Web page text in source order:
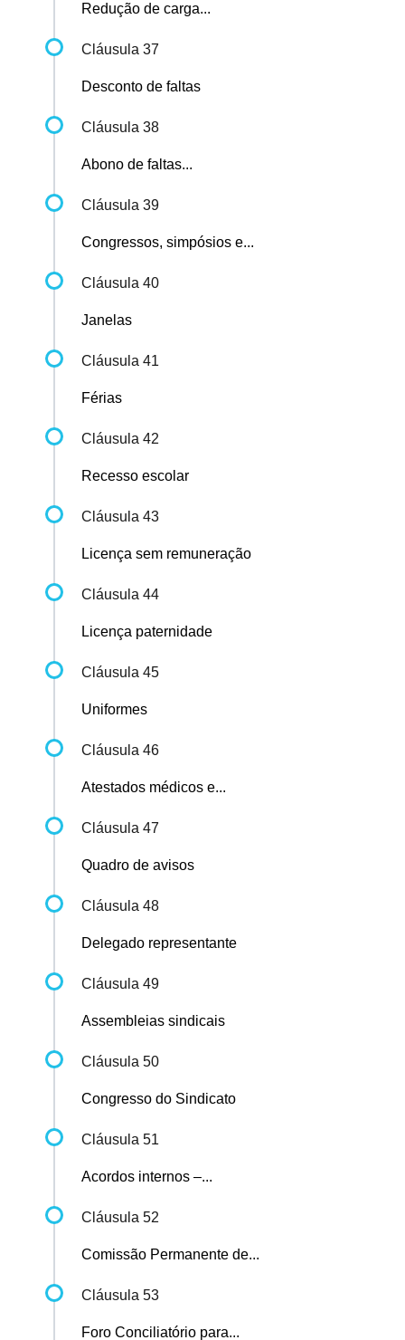
Redução de carga...
Cláusula 37
Desconto de faltas
Cláusula 38
Abono de faltas...
Cláusula 39
Congressos, simpósios e...
Cláusula 40
Janelas
Cláusula 41
Férias
Cláusula 42
Recesso escolar
Cláusula 43
Licença sem remuneração
Cláusula 44
Licença paternidade
Cláusula 45
Uniformes
Cláusula 46
Atestados médicos e...
Cláusula 47
Quadro de avisos
Cláusula 48
Delegado representante
Cláusula 49
Assembleias sindicais
Cláusula 50
Congresso do Sindicato
Cláusula 51
Acordos internos –...
Cláusula 52
Comissão Permanente de...
Cláusula 53
Foro Conciliatório para...